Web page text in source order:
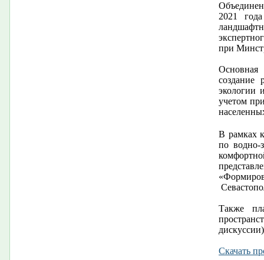
2021
при
Основная
создание
экологии
учетом
В рамках
по водно-
Также
Скачать